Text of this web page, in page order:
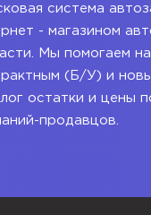
система
- магазином
Мы помогаем
(Б/У) и
остатки и цены
продавцов.